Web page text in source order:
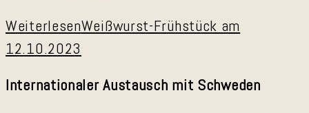
WeiterlesenWeißwurst-Frühstück am
12.10.2023
Internationaler Austausch mit Schweden